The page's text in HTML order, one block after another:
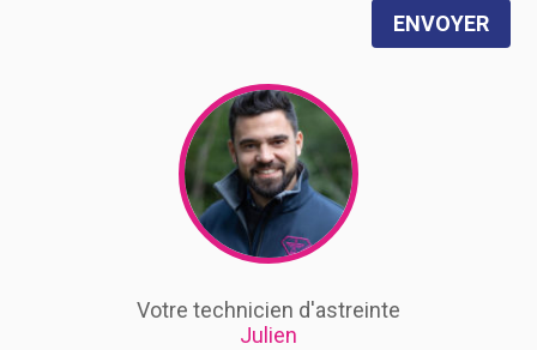
ENVOYER
Votre technicien d'astreinte
Julien